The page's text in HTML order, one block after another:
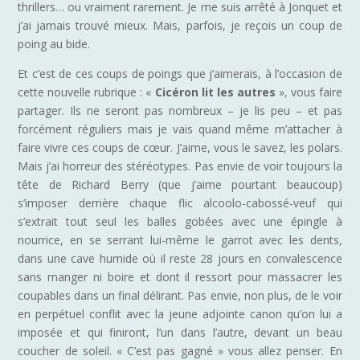
thrillers… ou vraiment rarement. Je me suis arrêté à Jonquet et
j’ai jamais trouvé mieux. Mais, parfois, je reçois un coup de
poing au bide.
Et c’est de ces coups de poings que j’aimerais, à l’occasion de
cette nouvelle rubrique : « Cicéron lit les autres », vous faire
partager. Ils ne seront pas nombreux – je lis peu – et pas
forcément réguliers mais je vais quand même m’attacher à
faire vivre ces coups de cœur. J’aime, vous le savez, les polars.
Mais j’ai horreur des stéréotypes. Pas envie de voir toujours la
tête de Richard Berry (que j’aime pourtant beaucoup)
s’imposer derrière chaque flic alcoolo-cabossé-veuf qui
s’extrait tout seul les balles gobées avec une épingle à
nourrice, en se serrant lui-même le garrot avec les dents,
dans une cave humide où il reste 28 jours en convalescence
sans manger ni boire et dont il ressort pour massacrer les
coupables dans un final délirant. Pas envie, non plus, de le voir
en perpétuel conflit avec la jeune adjointe canon qu’on lui a
imposée et qui finiront, l’un dans l’autre, devant un beau
coucher de soleil. « C’est pas gagné » vous allez penser. En